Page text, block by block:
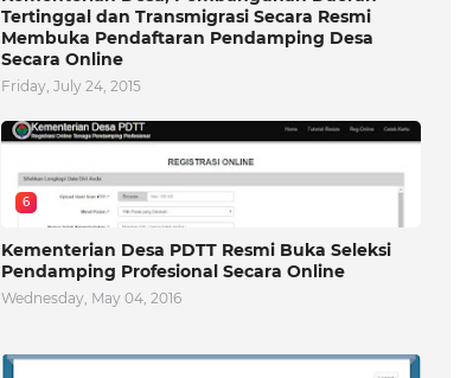
Tertinggal dan Transmigrasi Secara Resmi
Membuka Pendaftaran Pendamping Desa
Secara Online
Friday, July 24, 2015
6
Kementerian Desa PDTT Resmi Buka Seleksi
Pendamping Profesional Secara Online
Wednesday, May 04, 2016